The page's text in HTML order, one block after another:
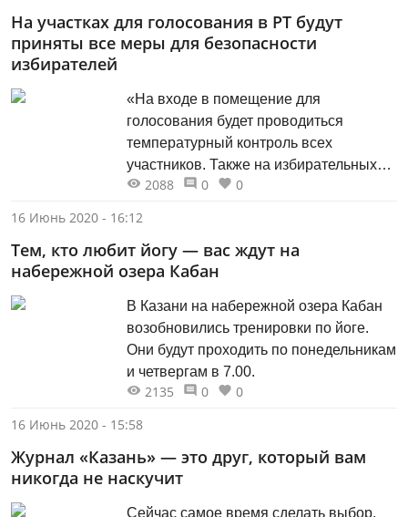
Так не должно быть!
На участках для голосования в РТ будут
приняты все меры для безопасности
избирателей
«На входе в помещение для
голосования будет проводиться
температурный контроль всех
участников. Также на избирательных
участках будут размещены
разметка на расстоянии 1,5 метра для
соблюдения дистанции, а кабины для
тайного голосования будут без
передней шторки», — об этом на
брифинге в Кабмине РТ заявил
руководитель ЦИК РТ Андрей
Кондратьев.
2088 0
0
16 Июнь 2020 - 16:12
Тем, кто любит йогу — вас ждут на
набережной озера Кабан
В Казани на набережной озера Кабан
возобновились тренировки по йоге.
Они будут проходить по понедельникам
и четвергам в 7.00.
2135 0
0
16 Июнь 2020 - 15:58
Журнал «Казань» — это друг, который вам
никогда не наскучит
Сейчас самое время сделать выбор,